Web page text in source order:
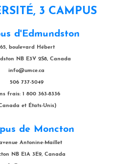
3 CAMPUS
d'Edmundston
boulevard Hébert
NB E3V 2S8, Canada
info@umce.ca
506 737-5049
frais: 1 800 363-8336
et États-Unis)
de Moncton
Antonine-Maillet
NB E1A 3E9, Canada